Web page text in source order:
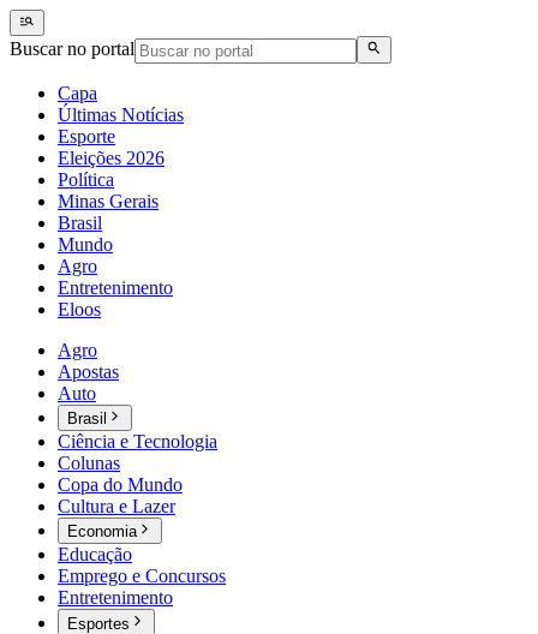
Buscar no portal
Capa
Últimas Notícias
Esporte
Eleições 2026
Política
Minas Gerais
Brasil
Mundo
Agro
Entretenimento
Eloos
Agro
Apostas
Auto
Brasil
Ciência e Tecnologia
Colunas
Copa do Mundo
Cultura e Lazer
Economia
Educação
Emprego e Concursos
Entretenimento
Esportes